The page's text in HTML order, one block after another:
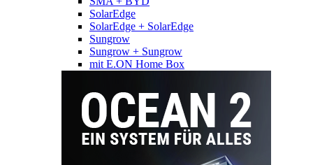
SolarEdge
SolarEdge + SolarEdge
Sungrow
Sungrow + Sungrow
mit E.ON Home Box